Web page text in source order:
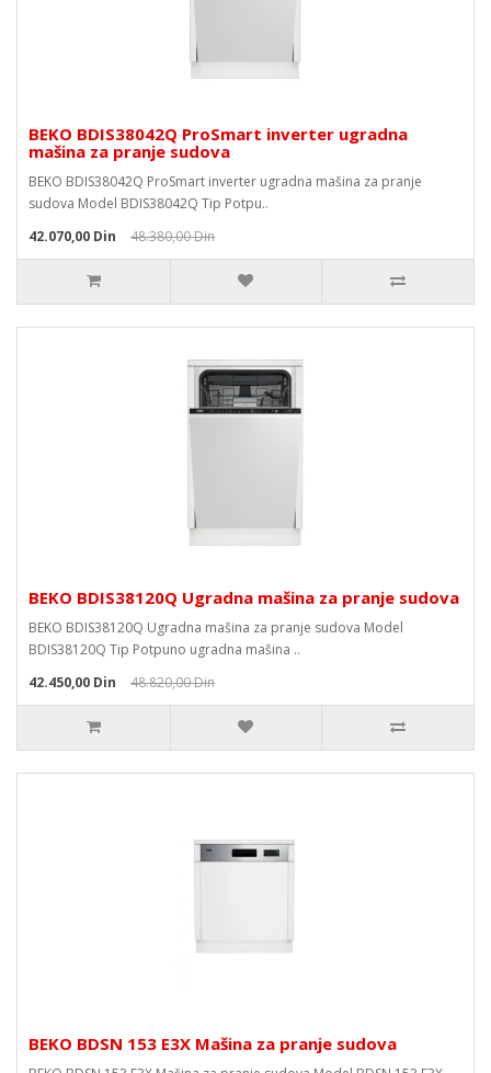
BEKO BDIS38042Q ProSmart inverter ugradna
mašina za pranje sudova
BEKO BDIS38042Q ProSmart inverter ugradna mašina za pranje
sudova Model BDIS38042Q Tip Potpu..
42.070,00 Din
48.380,00 Din
BEKO BDIS38120Q Ugradna mašina za pranje sudova
BEKO BDIS38120Q Ugradna mašina za pranje sudova Model
BDIS38120Q Tip Potpuno ugradna mašina ..
42.450,00 Din
48.820,00 Din
BEKO BDSN 153 E3X Mašina za pranje sudova